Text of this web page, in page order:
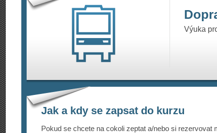
Výuka
Jak a kdy se zapsat do kurzu
Pokud se chcete na cokoli zeptat a/nebo si rezervovat